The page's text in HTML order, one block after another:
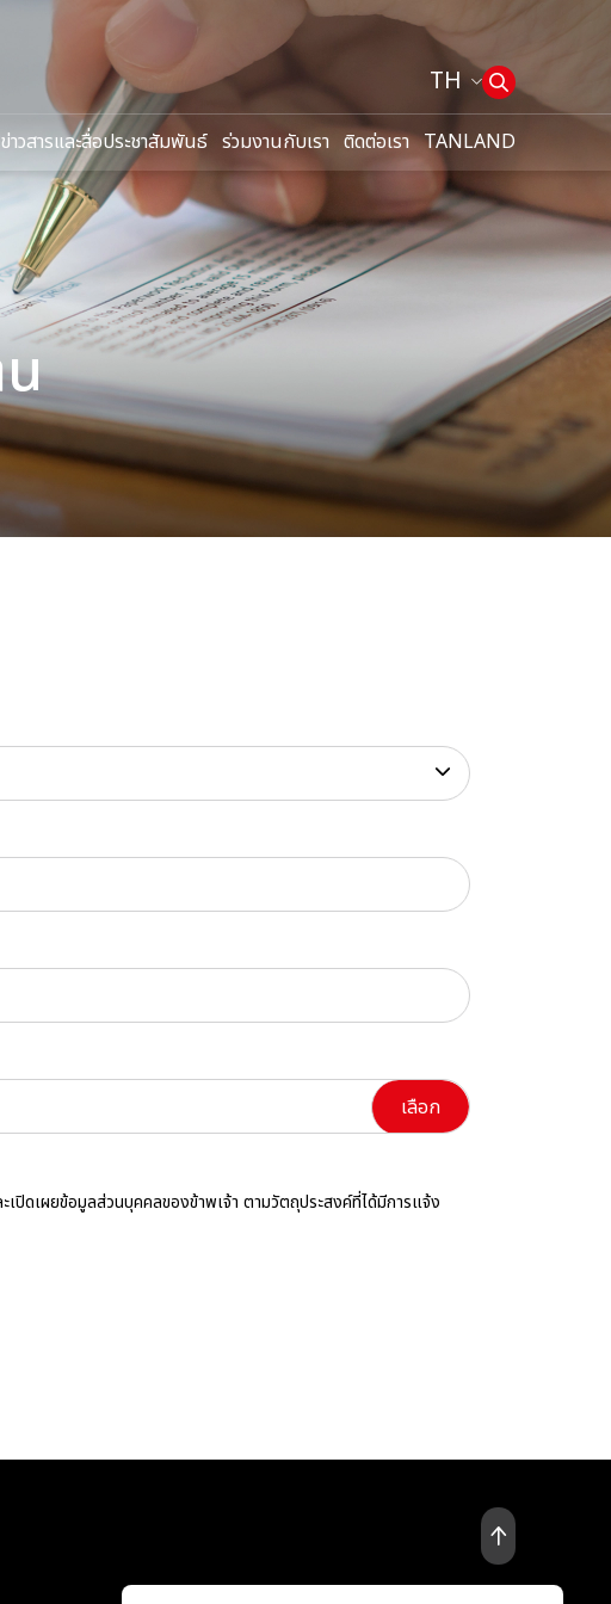
TH
Web Design by
ข่าวสารและสื่อประชาสัมพันธ์ ร่วมงานกับเรา ติดต่อเรา TANLAND
เปิดเผยข้อมูลส่วนบุคคลของข้าพเจ้า ตามวัตถุประสงค์ที่ได้มีการแจ้ง